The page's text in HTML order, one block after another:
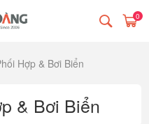
0
Hợp & Bơi Biển
& Bơi Biển